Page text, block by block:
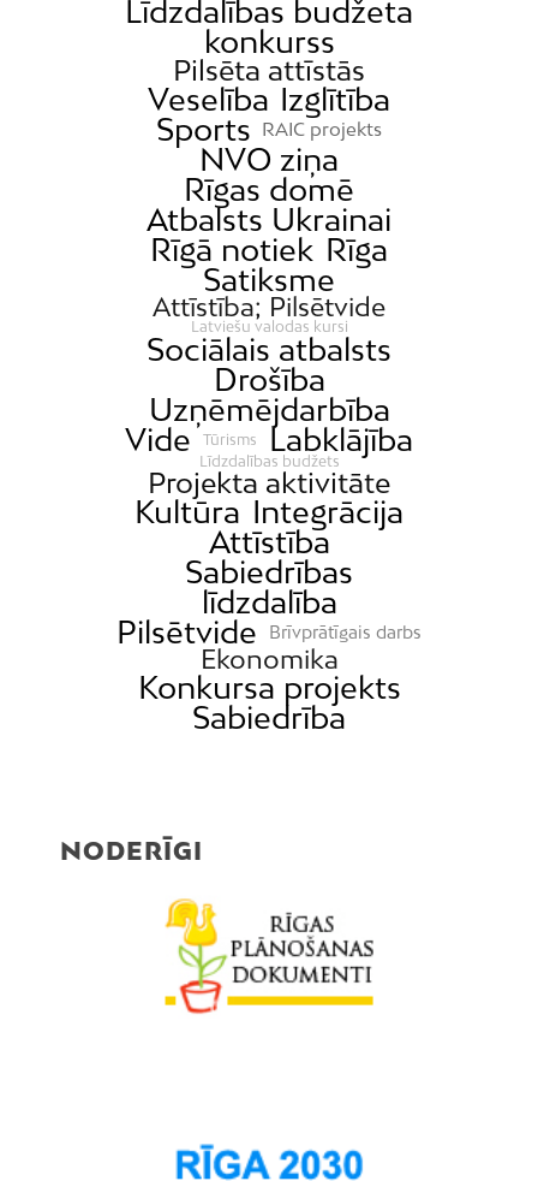
Līdzdalības budžeta
konkurss
Pilsēta attīstās
Veselība Izglītība
Sports
RAIC projekts
NVO ziņa
Rīgas domē
Atbalsts Ukrainai
Rīgā notiek Rīga
Satiksme
Attīstība; Pilsētvide
Latviešu valodas kursi
Sociālais atbalsts
Drošība
Uzņēmējdarbība
Vide
Tūrisms Labklājība
Līdzdalības budžets
Projekta aktivitāte
Kultūra Integrācija
Attīstība
Sabiedrības
līdzdalība
Pilsētvide
Brīvprātīgais darbs
Ekonomika
Konkursa projekts
Sabiedrība
NODERĪGI